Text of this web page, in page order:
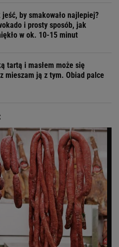
by smakowało najlepiej?
i prosty sposób, jak
w ok. 10-15 minut
tartą i masłem może się
mieszam ją z tym. Obiad palce